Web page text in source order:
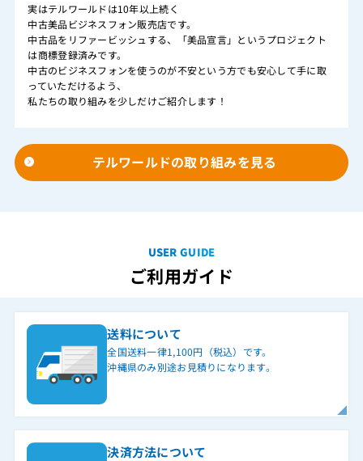
実はテルワールドは10年以上続く
中古美品ビジネスフォン販売店です。
中古品をリファービッシュする、「美品宣言」というプロジェクト
は商標登録済みです。
中古のビジネスフォンを使うのが不安という方でも安心して手に取
っていただけるよう、
私たちの取り組みを少しだけご紹介します！
テルワールドの取り組みを見る
USER GUIDE
ご利用ガイド
送料について
全国送料一律1,100円（税込）です。
沖縄県のみ別途お見積りになります。
決済方法について